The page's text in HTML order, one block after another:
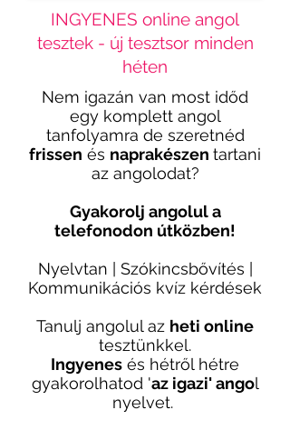
INGYENES online angol
tesztek - új tesztsor minden
héten
Nem igazán van most időd
egy komplett angol
tanfolyamra de szeretnéd
frissen és naprakészen tartani
az angolodat?
Gyakorolj angolul a
telefonodon útközben!
Nyelvtan | Szókincsbővítés |
Kommunikációs kvíz kérdések
Tanulj angolul az heti online
tesztünkkel.
Ingyenes és hétről hétre
gyakorolhatod 'az igazi' angol
nyelvet.